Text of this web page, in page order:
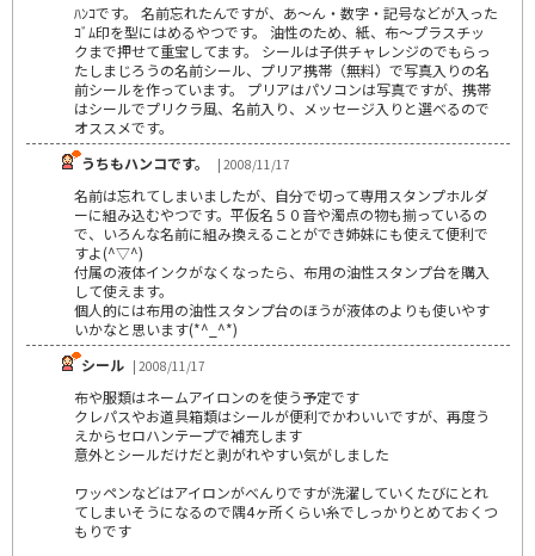
ﾊﾝｺです。 名前忘れたんですが、あ～ん・数字・記号などが入った
ｺﾞﾑ印を型にはめるやつです。 油性のため、紙、布～プラスチッ
クまで押せて重宝してます。 シールは子供チャレンジのでもらっ
たしまじろうの名前シール、プリア携帯（無料）で写真入りの名
前シールを作っています。 プリアはパソコンは写真ですが、携帯
はシールでプリクラ風、名前入り、メッセージ入りと選べるので
オススメです。
うちもハンコです。
| 2008/11/17
名前は忘れてしまいましたが、自分で切って専用スタンプホルダ
ーに組み込むやつです。平仮名５０音や濁点の物も揃っているの
で、いろんな名前に組み換えることができ姉妹にも使えて便利で
すよ(^▽^)
付属の液体インクがなくなったら、布用の油性スタンプ台を購入
して使えます。
個人的には布用の油性スタンプ台のほうが液体のよりも使いやす
いかなと思います(*^_^*)
シール | 2008/11/17
布や服類はネームアイロンのを使う予定です
クレパスやお道具箱類はシールが便利でかわいいですが、再度う
えからセロハンテープで補充します
意外とシールだけだと剥がれやすい気がしました
ワッペンなどはアイロンがべんりですが洗濯していくたびにとれ
てしまいそうになるので隅4ヶ所くらい糸でしっかりとめておくつ
もりです